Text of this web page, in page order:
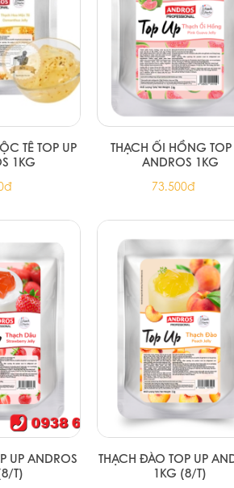
TÊ TOP UP
1KG
THẠCH ỔI HỒNG TOP
ANDROS 1KG
73.500đ
UP ANDROS
T)
THẠCH ĐÀO TOP UP
1KG (8/T)